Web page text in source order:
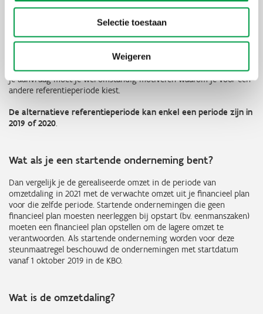
Selectie toestaan
Weigeren
Je mag de normale referentieperiode vervangen door een andere
periode van een overeenkomstig aantal dagen bij
eenabnormaal lage omzetals gevolg vanuitzonderlijke
omstandighedenzoals in geval van zwangerschapsverlof,
arbeidsongeschiktheid, hinder wegenwerken, sluiting door
renovatiewerken,… tijdens de normale referentieperiode in 2020. In
je aanvraag moet je wel omstandig motiveren waarom je voor een
andere referentieperiode kiest.
De alternatieve referentieperiode kan enkel een periode zijn in
2019 of 2020.
Wat als je een startende onderneming bent?
Dan vergelijk je de gerealiseerde omzet in de periode van
omzetdaling in 2021 met de verwachte omzet uit je financieel plan
voor die zelfde periode. Startende ondernemingen die geen
financieel plan moesten neerleggen bij opstart (bv. eenmanszaken)
moeten een financieel plan opstellen om de lagere omzet te
verantwoorden. Als startende onderneming worden voor deze
steunmaatregel beschouwd de ondernemingen met startdatum
vanaf 1 oktober 2019 in de KBO.
Wat is de omzetdaling?